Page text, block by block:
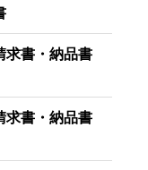
書・納品書
書・納品書